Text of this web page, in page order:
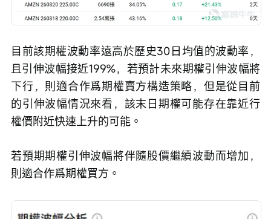
目前該期權波動率遠高於歷史30日均值的波動率，
且引伸波幅接近199%，若預計未來期權引伸波幅將
下行，則適合作爲期權賣方構造策略，但是從目前
的引伸波幅情況來看，該末日期權可能存在靠近行
權價附近快速上升的可能。
若預期期權引伸波幅將伴隨股價繼續波動而增加，
則適合作爲期權買方。